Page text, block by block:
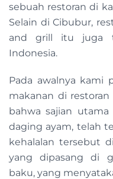
sebuah restoran di
Selain di Cibubur,
and grill itu juga
Indonesia.
Pada awalnya kami
makanan di
bahwa sajian
daging ayam, telah
kehalalan tersebut
yang dipasang di
baku, yang